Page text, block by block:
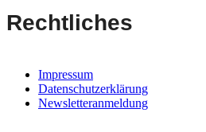
Rechtliches
Impressum
Datenschutzerklärung
Newsletteranmeldung